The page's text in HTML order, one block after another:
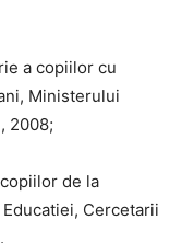
a copiilor cu
Ministerului
2008;
de la
Cercetarii